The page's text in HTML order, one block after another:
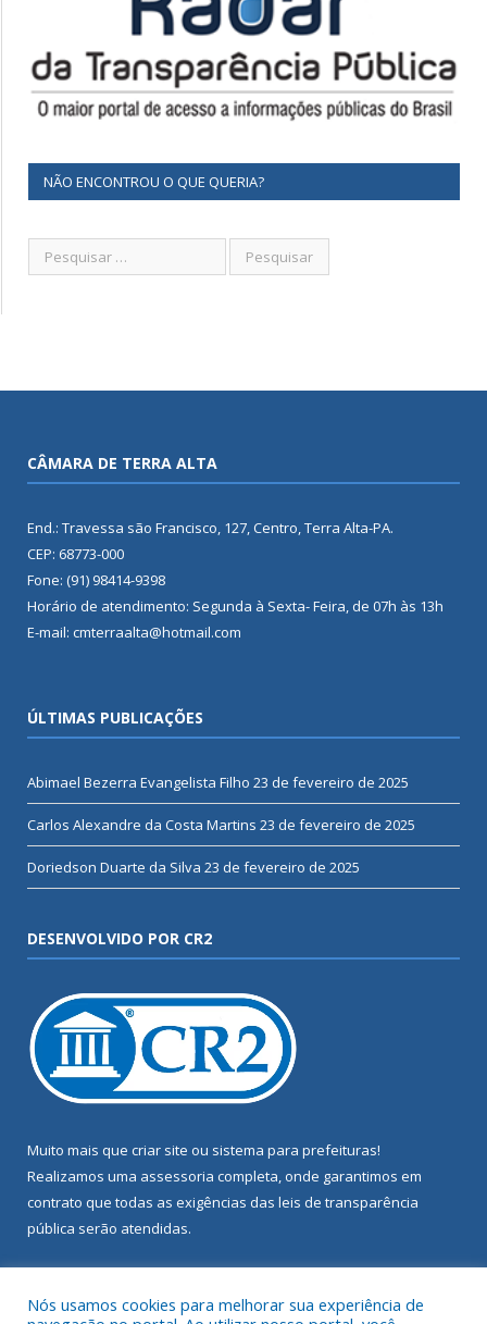
NÃO ENCONTROU O QUE QUERIA?
CÂMARA DE TERRA ALTA
End.: Travessa são Francisco, 127, Centro, Terra Alta-PA.
CEP: 68773-000
Fone: (91) 98414-9398
Horário de atendimento: Segunda à Sexta- Feira, de 07h às 13h
E-mail: cmterraalta@hotmail.com
ÚLTIMAS PUBLICAÇÕES
Abimael Bezerra Evangelista Filho 23 de fevereiro de 2025
Carlos Alexandre da Costa Martins 23 de fevereiro de 2025
Doriedson Duarte da Silva 23 de fevereiro de 2025
DESENVOLVIDO POR CR2
Muito mais que criar site ou sistema para prefeituras!
Realizamos uma assessoria completa, onde garantimos em
contrato que todas as exigências das leis de transparência
pública serão atendidas.
Nós usamos cookies para melhorar sua experiência de